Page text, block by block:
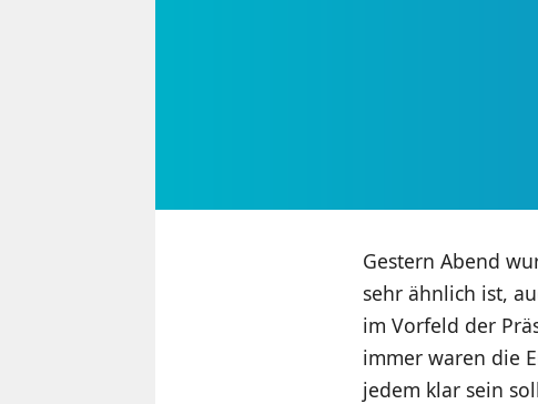
Gestern Abend
sehr ähnlich ist,
im Vorfeld der
immer waren die
jedem klar sein